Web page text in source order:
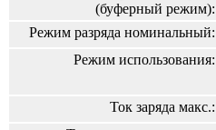
(буферный режим):
Режим разряда номинальный:
Режим использования:
Ток заряда макс.: